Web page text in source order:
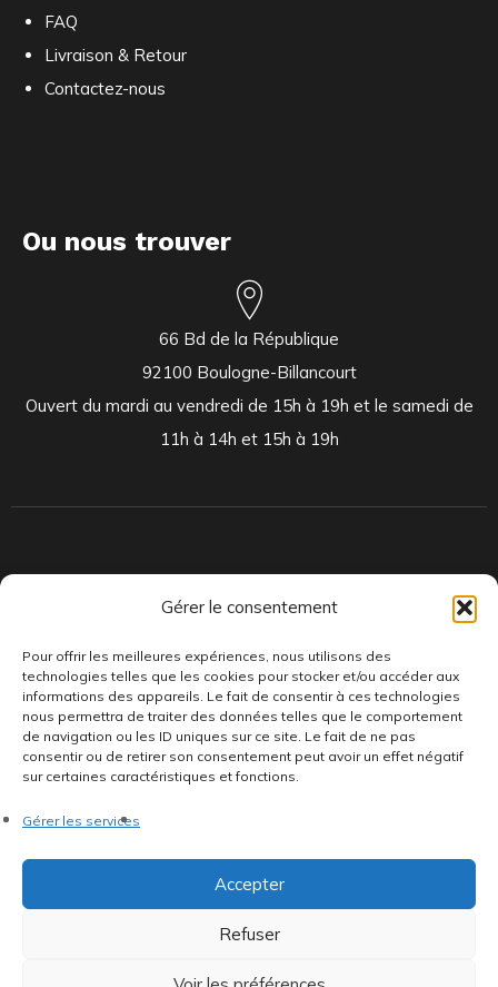
Gérer le consentement
Pour offrir les meilleures expériences, nous utilisons des
technologies telles que les cookies pour stocker et/ou accéder aux
informations des appareils. Le fait de consentir à ces technologies
nous permettra de traiter des données telles que le comportement
de navigation ou les ID uniques sur ce site. Le fait de ne pas
consentir ou de retirer son consentement peut avoir un effet négatif
sur certaines caractéristiques et fonctions.
Gérer les services
Accepter
Refuser
FAQ
Livraison & Retour
Contactez-nous
Ou nous trouver
66 Bd de la République
92100 Boulogne-Billancourt
Ouvert du mardi au vendredi de 15h à 19h et le samedi de
11h à 14h et 15h à 19h
toujours des pépites musicales, dont des vinyles rares et exclusifs.
confidentialité
Politique de cookies•Termes & Condition•Mentions légales